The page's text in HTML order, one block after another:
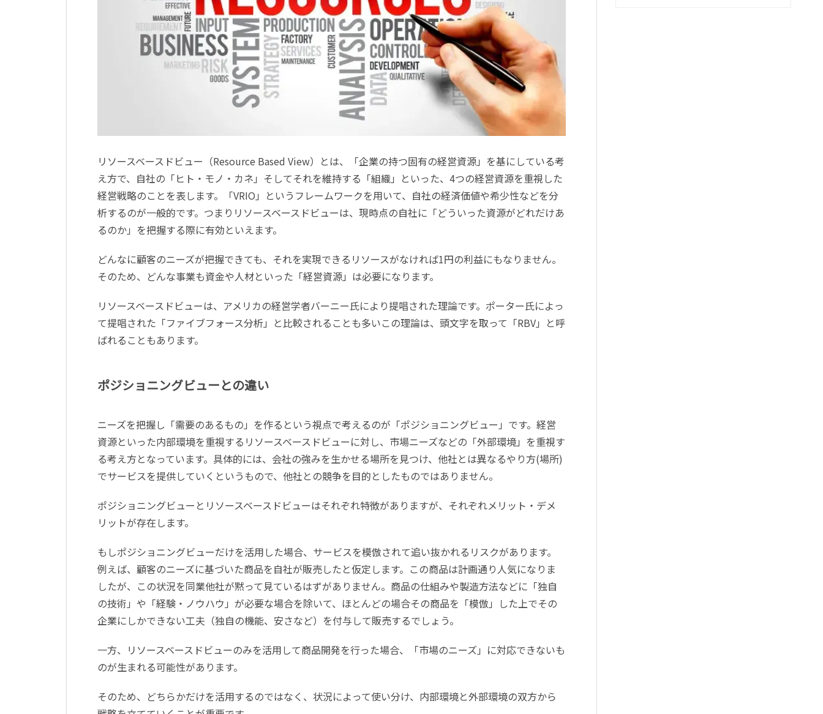
リソースベースドビュー（Resource Based View）とは、「企業の持つ固有の経営資源」を基にしている考
え方で、自社の「ヒト・モノ・カネ」そしてそれを維持する「組織」といった、4つの経営資源を重視した
経営戦略のことを表します。「VRIO」というフレームワークを用いて、自社の経済価値や希少性などを分
析するのが一般的です。つまりリソースベースドビューは、現時点の自社に「どういった資源がどれだけあ
るのか」を把握する際に有効といえます。
どんなに顧客のニーズが把握できても、それを実現できるリソースがなければ1円の利益にもなりません。
そのため、どんな事業も資金や人材といった「経営資源」は必要になります。
リソースベースドビューは、アメリカの経営学者バーニー氏により提唱された理論です。ポーター氏によっ
て提唱された「ファイブフォース分析」と比較されることも多いこの理論は、頭文字を取って「RBV」と呼
ばれることもあります。
ポジショニングビューとの違い
ニーズを把握し「需要のあるもの」を作るという視点で考えるのが「ポジショニングビュー」です。経営
資源といった内部環境を重視するリソースベースドビューに対し、市場ニーズなどの「外部環境」を重視す
る考え方となっています。具体的には、会社の強みを生かせる場所を見つけ、他社とは異なるやり方(場所)
でサービスを提供していくというもので、他社との競争を目的としたものではありません。
ポジショニングビューとリソースベースドビューはそれぞれ特徴がありますが、それぞれメリット・デメ
リットが存在します。
もしポジショニングビューだけを活用した場合、サービスを模倣されて追い抜かれるリスクがあります。
例えば、顧客のニーズに基づいた商品を自社が販売したと仮定します。この商品は計画通り人気になりま
したが、この状況を同業他社が黙って見ているはずがありません。商品の仕組みや製造方法などに「独自
の技術」や「経験・ノウハウ」が必要な場合を除いて、ほとんどの場合その商品を「模倣」した上でその
企業にしかできない工夫（独自の機能、安さなど）を付与して販売するでしょう。
一方、リソースベースドビューのみを活用して商品開発を行った場合、「市場のニーズ」に対応できないも
のが生まれる可能性があります。
そのため、どちらかだけを活用するのではなく、状況によって使い分け、内部環境と外部環境の双方から